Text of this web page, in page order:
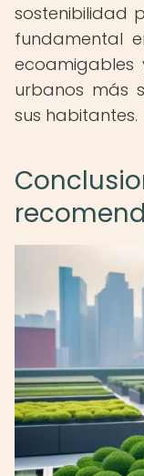
sostenibilidad
fundamental
urbanos más
sus habitantes.